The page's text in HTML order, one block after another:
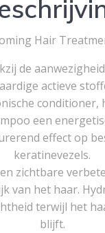
Hair
de
actieve
conditioner,
een
effect op
keratinevezels.
zichtbare
van het haar.
terwijl het
blijft.